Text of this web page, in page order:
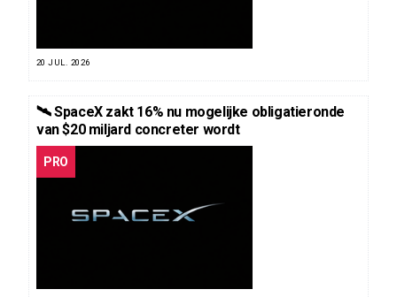
20 JUL. 2026
🛰️ SpaceX zakt 16% nu mogelijke obligatieronde
van $20 miljard concreter wordt
PRO